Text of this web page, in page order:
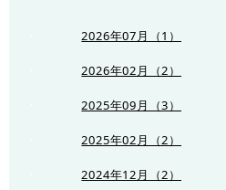
2026年07月（1）
2026年02月（2）
2025年09月（3）
2025年02月（2）
2024年12月（2）